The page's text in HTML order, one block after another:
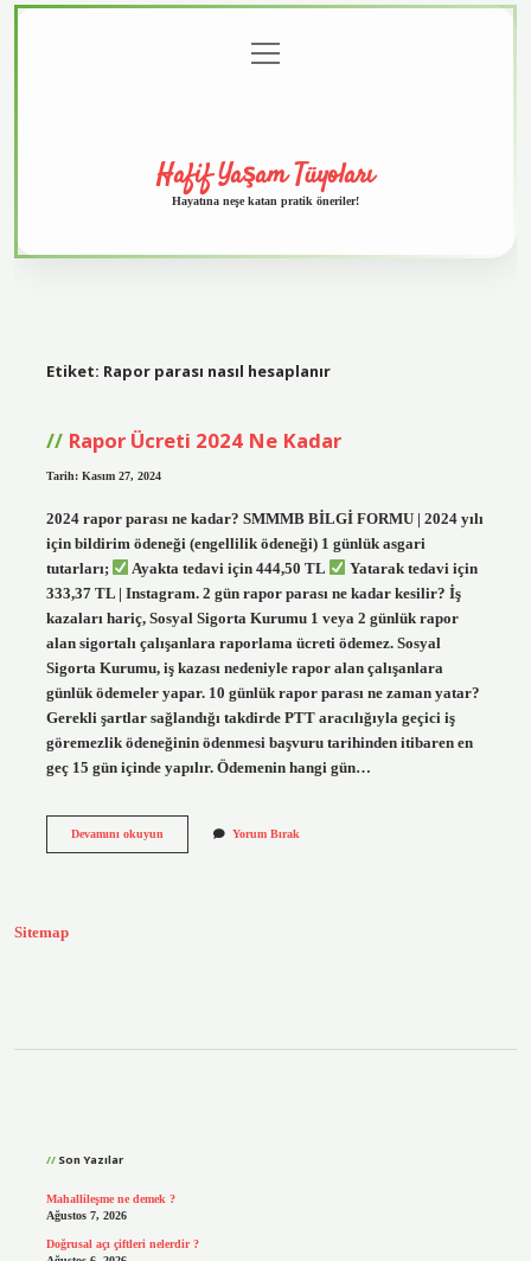
menüyü
aç
Hafif Yaşam Tüyoları
Hayatına neşe katan pratik öneriler!
Etiket: Rapor parası nasıl hesaplanır
Rapor Ücreti 2024 Ne Kadar
Tarih: Kasım 27, 2024
2024 rapor parası ne kadar? SMMMB BİLGİ FORMU | 2024 yılı
için bildirim ödeneği (engellilik ödeneği) 1 günlük asgari
tutarları;
Ayakta tedavi için 444,50 TL
Yatarak tedavi için
333,37 TL | Instagram. 2 gün rapor parası ne kadar kesilir? İş
kazaları hariç, Sosyal Sigorta Kurumu 1 veya 2 günlük rapor
alan sigortalı çalışanlara raporlama ücreti ödemez. Sosyal
Sigorta Kurumu, iş kazası nedeniyle rapor alan çalışanlara
günlük ödemeler yapar. 10 günlük rapor parası ne zaman yatar?
Gerekli şartlar sağlandığı takdirde PTT aracılığıyla geçici iş
göremezlik ödeneğinin ödenmesi başvuru tarihinden itibaren en
geç 15 gün içinde yapılır. Ödemenin hangi gün…
Devamını okuyunRapor
Yorum Bırak
Sitemap
Son Yazılar
Mahallileşme ne demek ?
Ağustos 7, 2026
Doğrusal açı çiftleri nelerdir ?